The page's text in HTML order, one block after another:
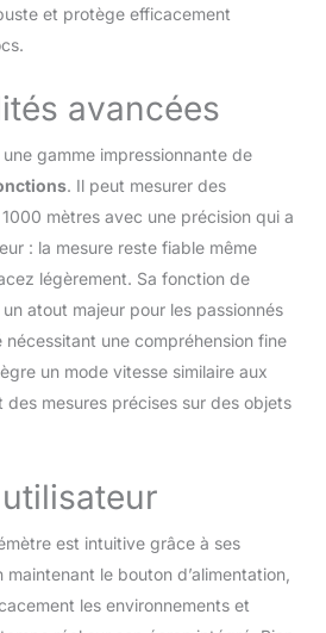
haute précision est
6x. Les lentilles en
de la distance du
de l'angle est de ±1
rend suffisamment précis
Durable Construction】
aux conditions
la pluie, assurant la
même dans des
difficiles. Sa
et son fonctionnement
outil fiable pour les
air. 【User-Friendly
et légère, elle est équipée
au lithium
ergonomique, ainsi que
que l'étui de transport et
la portabilité et la
activités de plein air.
un télémètre Hunter-
une dragonne, un
et protège efficacement
avancées
gamme impressionnante de
. Il peut mesurer des
mètres avec une précision qui a
: la mesure reste fiable même
légèrement. Sa fonction de
atout majeur pour les passionnés
une compréhension fine
un mode vitesse similaire aux
des mesures précises sur des objets
est intuitive grâce à ses
le bouton d’alimentation,
les environnements et